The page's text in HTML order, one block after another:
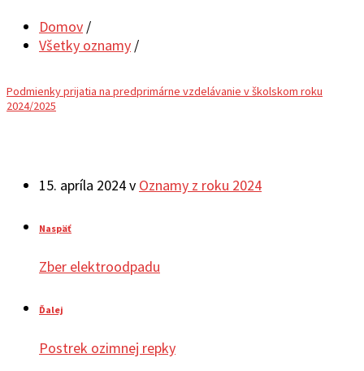
Domov /
Všetky oznamy /
Podmienky prijatia na predprimárne vzdelávanie v školskom roku
2024/2025
15. apríla 2024v Oznamy z roku 2024
Naspäť
Zber elektroodpadu
Ďalej
Postrek ozimnej repky